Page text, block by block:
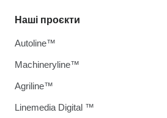
Наші проєкти
Autoline™
Machineryline™
Agriline™
Linemedia Digital ™